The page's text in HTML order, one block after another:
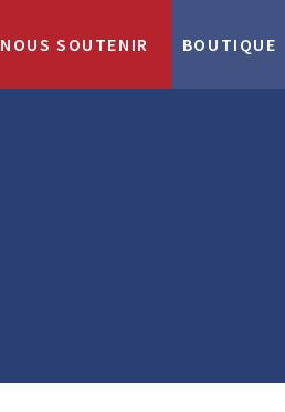
NOUS SOUTENIR BOUTIQUE